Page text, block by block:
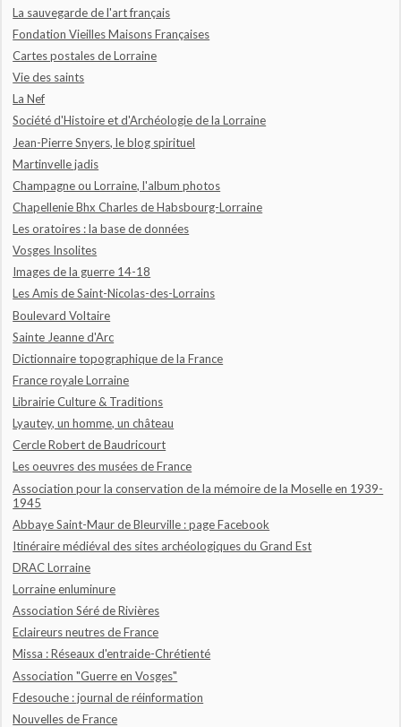
La sauvegarde de l'art français
Fondation Vieilles Maisons Françaises
Cartes postales de Lorraine
Vie des saints
La Nef
Société d'Histoire et d'Archéologie de la Lorraine
Jean-Pierre Snyers, le blog spirituel
Martinvelle jadis
Champagne ou Lorraine, l'album photos
Chapellenie Bhx Charles de Habsbourg-Lorraine
Les oratoires : la base de données
Vosges Insolites
Images de la guerre 14-18
Les Amis de Saint-Nicolas-des-Lorrains
Boulevard Voltaire
Sainte Jeanne d'Arc
Dictionnaire topographique de la France
France royale Lorraine
Librairie Culture & Traditions
Lyautey, un homme, un château
Cercle Robert de Baudricourt
Les oeuvres des musées de France
Association pour la conservation de la mémoire de la Moselle en 1939-
1945
Abbaye Saint-Maur de Bleurville : page Facebook
Itinéraire médiéval des sites archéologiques du Grand Est
DRAC Lorraine
Lorraine enluminure
Association Séré de Rivières
Eclaireurs neutres de France
Missa : Réseaux d'entraide-Chrétienté
Association "Guerre en Vosges"
Fdesouche : journal de réinformation
Nouvelles de France